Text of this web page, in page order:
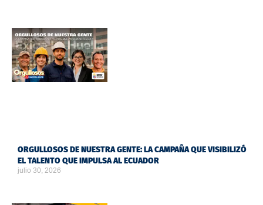
ORGULLOSOS DE NUESTRA GENTE: LA CAMPAÑA QUE VISIBILIZÓ
EL TALENTO QUE IMPULSA AL ECUADOR
julio 30, 2026